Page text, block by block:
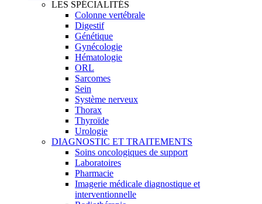
LES SPÉCIALITÉS
Colonne vertébrale
Digestif
Génétique
Gynécologie
Hématologie
ORL
Sarcomes
Sein
Système nerveux
Thorax
Thyroïde
Urologie
DIAGNOSTIC ET TRAITEMENTS
Soins oncologiques de support
Laboratoires
Pharmacie
Imagerie médicale diagnostique et
interventionnelle